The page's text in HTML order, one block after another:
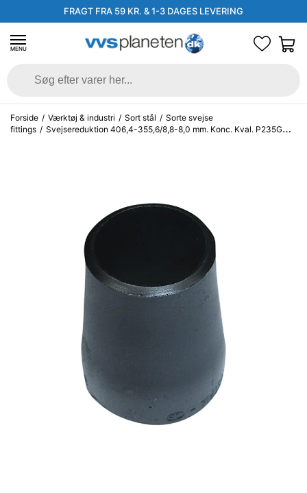
FRAGT FRA 59 KR. & 1-3 DAGES LEVERING
MENU
Forside / Værktøj & industri / Sort stål / Sorte svejse
fittings / Svejsereduktion 406,4-355,6/8,8-8,0 mm. Konc. Kval. P235GH,